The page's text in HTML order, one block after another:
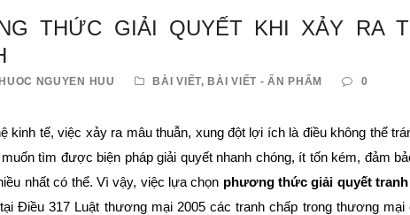
THỨC GIẢI QUYẾT KHI XẢY RA
NGUYEN HUU BÀI VIẾT, BÀI VIẾT - ẤN PHẨM 0
kinh tế, việc xảy ra mâu thuẫn, xung đột lợi ích là điều không thể
tìm được biện pháp giải quyết nhanh chóng, ít tốn kém, đảm
nhất có thể. Vì vậy, việc lựa chọn phương thức giải quyết tranh
Điều 317 Luật thương mại 2005 các tranh chấp trong thương